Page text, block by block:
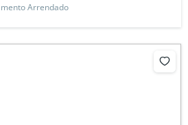
Arrendado